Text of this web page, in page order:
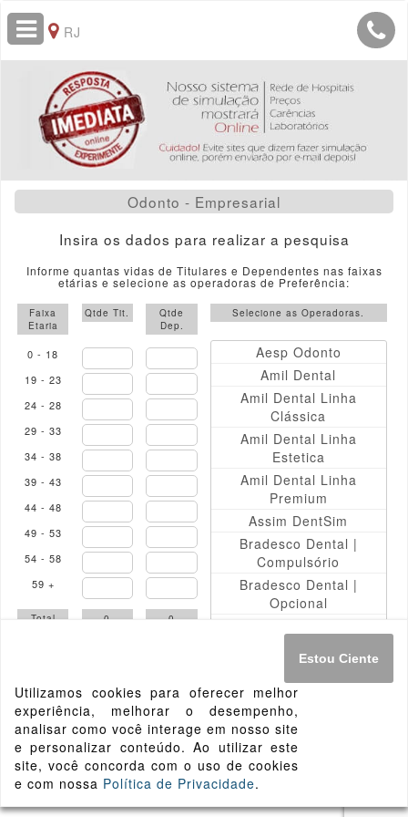
RJ
Odonto - Empresarial
Insira os dados para realizar a pesquisa
Informe quantas vidas de Titulares e Dependentes nas faixas
etárias e selecione as operadoras de Preferência:
Faixa
Etaria
0 - 18
19 - 23
24 - 28
29 - 33
34 - 38
39 - 43
44 - 48
49 - 53
54 - 58
59 +
Total
Qtde Tit.
0
Qtde
Dep.
0
Selecione as Operadoras.
Aesp Odonto
Amil Dental
Amil Dental Linha
Clássica
Amil Dental Linha
Estetica
Amil Dental Linha
Premium
Assim DentSim
Bradesco Dental |
Compulsório
Bradesco Dental |
Opcional
Dental Uni | Rio de
Janeiro
DentalPar
DentalPar | CORPe
DentalPar | Hebrom
DentalPar | Safe
Pesquisar
Estou Ciente
Utilizamos cookies para oferecer melhor
experiência, melhorar o desempenho,
analisar como você interage em nosso site
e personalizar conteúdo. Ao utilizar este
site, você concorda com o uso de cookies
e com nossa Política de Privacidade.